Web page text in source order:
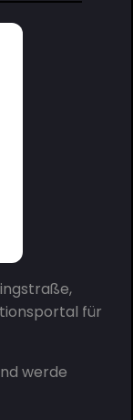
für
werde